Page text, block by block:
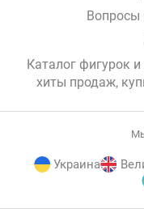
Вопросы
Каталог фигурок
хиты продаж,
Украина